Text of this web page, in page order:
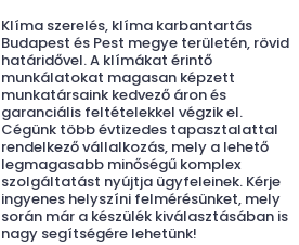
Klíma szerelés, klíma karbantartás
Budapest és Pest megye területén, rövid
határidővel. A klímákat érintő
munkálatokat magasan képzett
munkatársaink kedvező áron és
garanciális feltételekkel végzik el.
Cégünk több évtizedes tapasztalattal
rendelkező vállalkozás, mely a lehető
legmagasabb minőségű komplex
szolgáltatást nyújtja ügyfeleinek. Kérje
ingyenes helyszíni felmérésünket, mely
során már a készülék kiválasztásában is
nagy segítségére lehetünk!